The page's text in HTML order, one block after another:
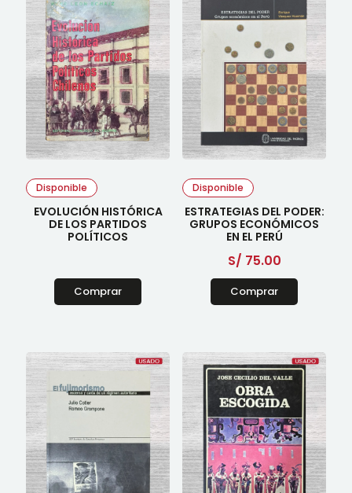
Disponible
EVOLUCIÓN HISTÓRICA
DE LOS PARTIDOS
POLÍTICOS
Comprar
Disponible
ESTRATEGIAS DEL PODER:
GRUPOS ECONÓMICOS
EN EL PERÚ
S/ 75.00
Comprar